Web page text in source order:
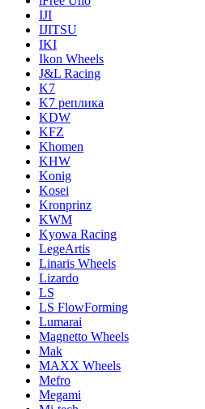
IJI
IJITSU
IKI
Ikon Wheels
J&L Racing
K7
K7 реплика
KDW
KFZ
Khomen
KHW
Konig
Kosei
Kronprinz
KWM
Kyowa Racing
LegeArtis
Linaris Wheels
Lizardo
LS
LS FlowForming
Lumarai
Magnetto Wheels
Mak
MAXX Wheels
Mefro
Megami